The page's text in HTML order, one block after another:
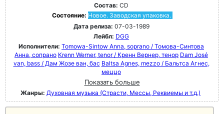
Состав: CD
Состояние: Новое. Заводская упаковка.
Дата релиза: 07-03-1989
Лейбл: DGG
Исполнители: Tomowa-Sintow Anna, soprano / Томова-Синтова
Анна, сопрано Krenn Werner, tenor / Кренн Вернер, тенор Dam José
van, bass / Дам Жозе ван, бас Baltsa Agnes, mezzo / Бальтса Агнес,
меццо
Показать больше
Жанры: Духовная музыка (Страсти, Мессы, Реквиемы и т.д.)